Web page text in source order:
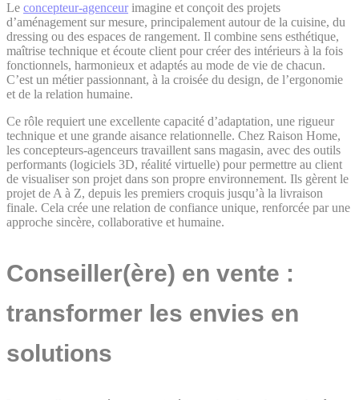
Le concepteur-agenceur imagine et conçoit des projets
d’aménagement sur mesure, principalement autour de la cuisine, du
dressing ou des espaces de rangement. Il combine sens esthétique,
maîtrise technique et écoute client pour créer des intérieurs à la fois
fonctionnels, harmonieux et adaptés au mode de vie de chacun.
C’est un métier passionnant, à la croisée du design, de l’ergonomie
et de la relation humaine.
Ce rôle requiert une excellente capacité d’adaptation, une rigueur
technique et une grande aisance relationnelle. Chez Raison Home,
les concepteurs-agenceurs travaillent sans magasin, avec des outils
performants (logiciels 3D, réalité virtuelle) pour permettre au client
de visualiser son projet dans son propre environnement. Ils gèrent le
projet de A à Z, depuis les premiers croquis jusqu’à la livraison
finale. Cela crée une relation de confiance unique, renforcée par une
approche sincère, collaborative et humaine.
Conseiller(ère) en vente :
transformer les envies en
solutions